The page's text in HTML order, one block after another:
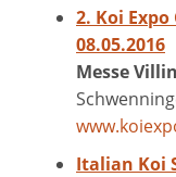
2. Koi
08.05.2016
Messe
Italian Koi